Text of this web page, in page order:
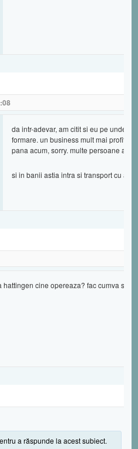
da intr-adevar, am citit si eu pe
formare. un business mult mai
pana acum, sorry. multe persoane au
si in banii astia intra si transport cu
hattingen cine opereaza? fac cumva si
a răspunde la acest subiect.